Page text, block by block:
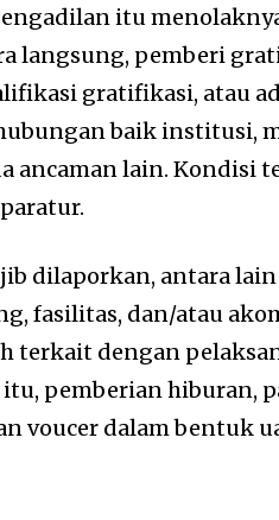
itu
langsung, pemberi
gratifikasi, atau
baik institusi,
ancaman lain. Kondisi
dilaporkan, antara
fasilitas, dan/atau
terkait dengan
pemberian hiburan,
voucer dalam bentuk